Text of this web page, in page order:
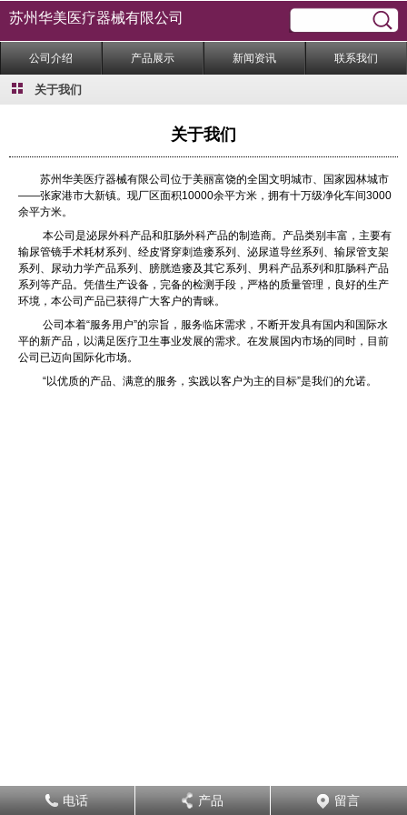
苏州华美医疗器械有限公司
公司介绍 产品展示 新闻资讯 联系我们
关于我们
关于我们
苏州华美医疗器械有限公司位于美丽富饶的全国文明城市、国家园林城市
——张家港市大新镇。现厂区面积10000余平方米，拥有十万级净化车间3000
余平方米。
本公司是泌尿外科产品和肛肠外科产品的制造商。产品类别丰富，主要有
输尿管镜手术耗材系列、经皮肾穿刺造瘘系列、泌尿道导丝系列、输尿管支架
系列、尿动力学产品系列、膀胱造瘘及其它系列、男科产品系列和肛肠科产品
系列等产品。凭借生产设备，完备的检测手段，严格的质量管理，良好的生产
环境，本公司产品已获得广大客户的青睐。
公司本着“服务用户”的宗旨，服务临床需求，不断开发具有国内和国际水
平的新产品，以满足医疗卫生事业发展的需求。在发展国内市场的同时，目前
公司已迈向国际化市场。
“以优质的产品、满意的服务，实践以客户为主的目标”是我们的允诺。
电话 产品 留言